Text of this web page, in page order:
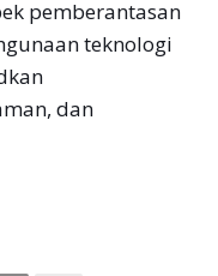
pemberantasan
teknologi
dan